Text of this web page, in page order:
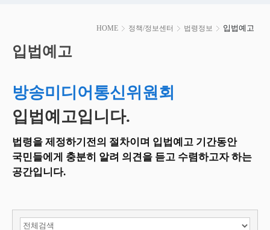
HOME 정책/정보센터 법령정보 입법예고
시
작
입법예고
방송미디어통신위원회
입법예고입니다.
법령을 제정하기전의 절차이며 입법예고 기간동안
국민들에게 충분히 알려 의견을 듣고 수렴하고자 하는
공간입니다.
검색 항목 선택